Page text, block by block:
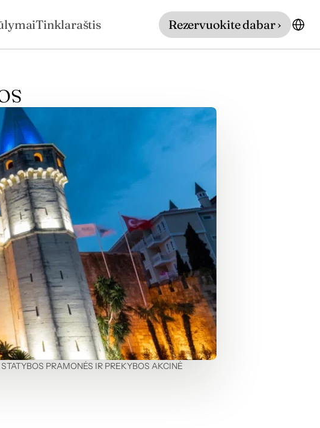
PRAMONĖS IR PREKYBOS AKCINĖ
Tinklaraštis Rezervuokite dabar ›